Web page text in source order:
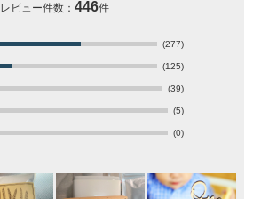
レビュー件数： 446件
(277)
(125)
(39)
(5)
(0)